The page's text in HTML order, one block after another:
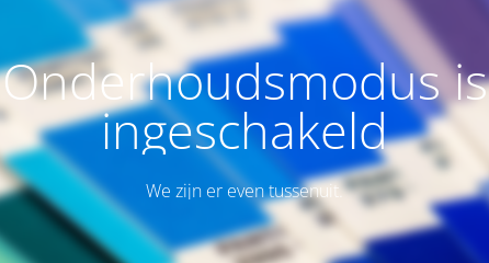
Onderhoudsmodus is
ingeschakeld
We zijn er even tussenuit.